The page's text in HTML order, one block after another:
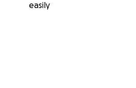
easily